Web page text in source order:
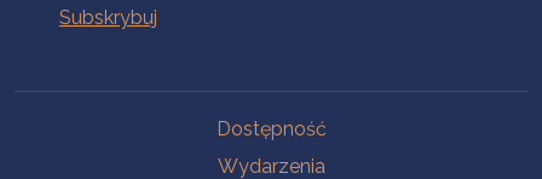
Dostępność
Wydarzenia